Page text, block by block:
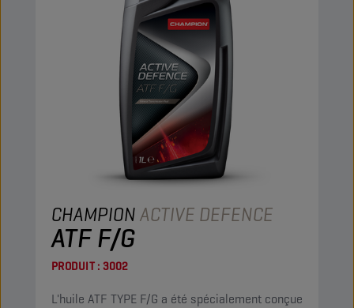
CHAMPIONACTIVE DEFENCE
ATF F/G
PRODUIT : 3002
L'huile ATF TYPE F/G a été spécialement conçue